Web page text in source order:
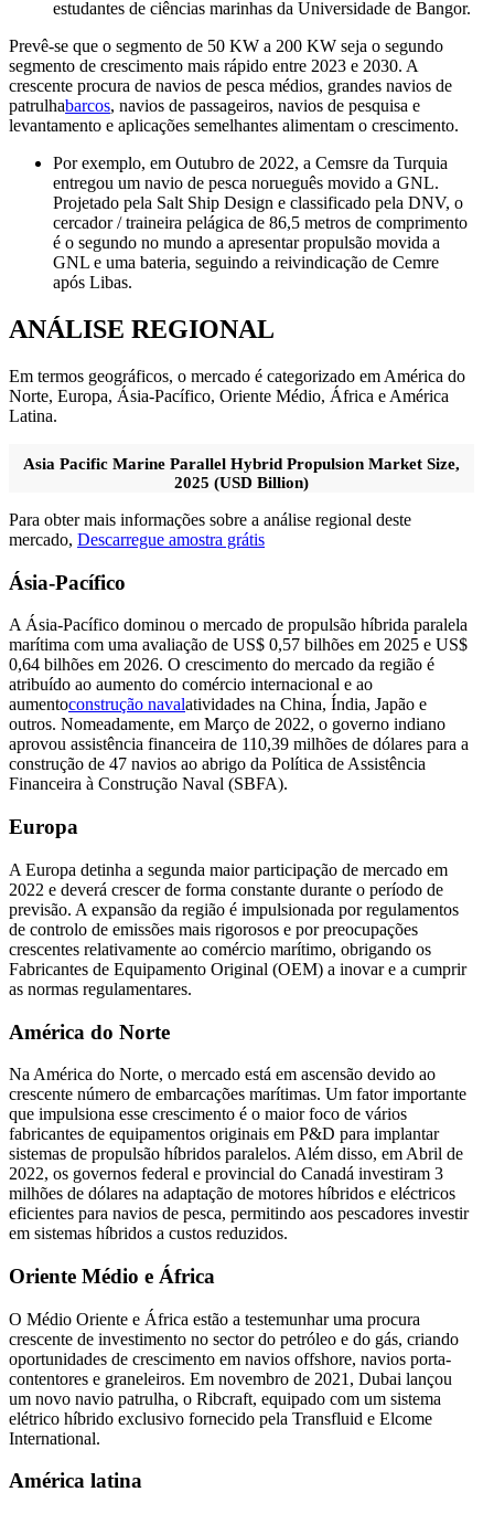
estudantes de ciências marinhas da Universidade de Bangor.
Prevê-se que o segmento de 50 KW a 200 KW seja o segundo
segmento de crescimento mais rápido entre 2023 e 2030. A
crescente procura de navios de pesca médios, grandes navios de
patrulhabarcos, navios de passageiros, navios de pesquisa e
levantamento e aplicações semelhantes alimentam o crescimento.
Por exemplo, em Outubro de 2022, a Cemsre da Turquia
entregou um navio de pesca norueguês movido a GNL.
Projetado pela Salt Ship Design e classificado pela DNV, o
cercador / traineira pelágica de 86,5 metros de comprimento
é o segundo no mundo a apresentar propulsão movida a
GNL e uma bateria, seguindo a reivindicação de Cemre
após Libas.
ANÁLISE REGIONAL
Em termos geográficos, o mercado é categorizado em América do
Norte, Europa, Ásia-Pacífico, Oriente Médio, África e América
Latina.
Asia Pacific Marine Parallel Hybrid Propulsion Market Size,
2025 (USD Billion)
Para obter mais informações sobre a análise regional deste
mercado, Descarregue amostra grátis
Ásia-Pacífico
A Ásia-Pacífico dominou o mercado de propulsão híbrida paralela
marítima com uma avaliação de US$ 0,57 bilhões em 2025 e US$
0,64 bilhões em 2026. O crescimento do mercado da região é
atribuído ao aumento do comércio internacional e ao
aumentoconstrução navalatividades na China, Índia, Japão e
outros. Nomeadamente, em Março de 2022, o governo indiano
aprovou assistência financeira de 110,39 milhões de dólares para a
construção de 47 navios ao abrigo da Política de Assistência
Financeira à Construção Naval (SBFA).
Europa
A Europa detinha a segunda maior participação de mercado em
2022 e deverá crescer de forma constante durante o período de
previsão. A expansão da região é impulsionada por regulamentos
de controlo de emissões mais rigorosos e por preocupações
crescentes relativamente ao comércio marítimo, obrigando os
Fabricantes de Equipamento Original (OEM) a inovar e a cumprir
as normas regulamentares.
América do Norte
Na América do Norte, o mercado está em ascensão devido ao
crescente número de embarcações marítimas. Um fator importante
que impulsiona esse crescimento é o maior foco de vários
fabricantes de equipamentos originais em P&D para implantar
sistemas de propulsão híbridos paralelos. Além disso, em Abril de
2022, os governos federal e provincial do Canadá investiram 3
milhões de dólares na adaptação de motores híbridos e eléctricos
eficientes para navios de pesca, permitindo aos pescadores investir
em sistemas híbridos a custos reduzidos.
Oriente Médio e África
O Médio Oriente e África estão a testemunhar uma procura
crescente de investimento no sector do petróleo e do gás, criando
oportunidades de crescimento em navios offshore, navios porta-
contentores e graneleiros. Em novembro de 2021, Dubai lançou
um novo navio patrulha, o Ribcraft, equipado com um sistema
elétrico híbrido exclusivo fornecido pela Transfluid e Elcome
International.
América latina